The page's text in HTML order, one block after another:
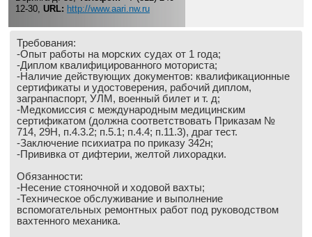
Конференции
Выставки и семинары
Личности
Словарь
Галерея флота
Форум
Отзывы
Все службы
12-30, URL: http://www.aari.nw.ru
Требования:
-Опыт работы на морских судах от 1 года;
-Диплом квалифицированного моториста;
-Наличие действующих документов: квалификационные
сертификаты и удостоверения, рабочий диплом,
загранпаспорт, УЛМ, военный билет и т. д;
-Медкомиссия с международным медицинским
сертификатом (должна соответствовать Приказам №
714, 29Н, п.4.3.2; п.5.1; п.4.4; п.11.3), драг тест.
-Заключение психиатра по приказу 342н;
-Прививка от дифтерии, желтой лихорадки.
Обязанности:
-Несение стояночной и ходовой вахты;
-Техническое обслуживание и выполнение
вспомогательных ремонтных работ под руководством
вахтенного механика.